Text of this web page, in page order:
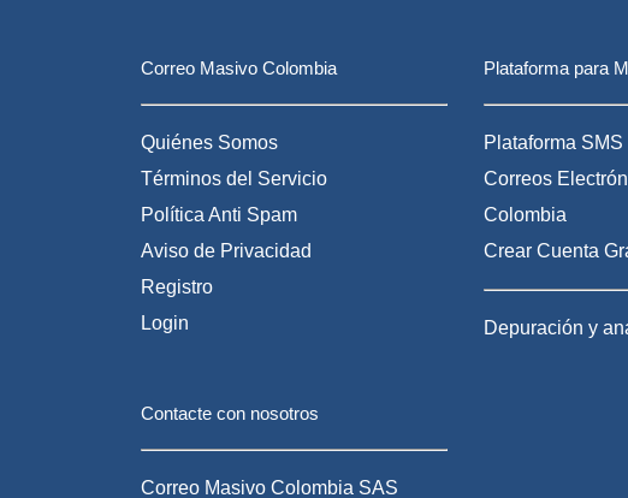
Correo Masivo Colombia
Quiénes Somos
Términos del Servicio
Política Anti Spam
Aviso de Privacidad
Registro
Login
Contacte con nosotros
Correo Masivo Colombia SAS
Plataforma para
Plataforma
Correos
Colombia
Crear Cuenta
Depuración y